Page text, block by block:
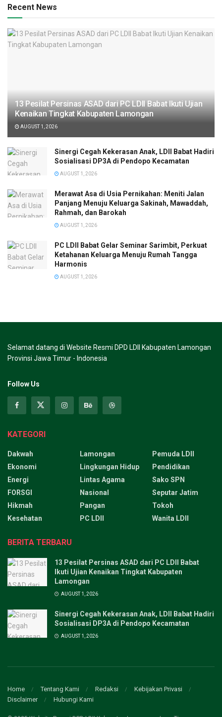
Recent News
13 Pesilat Persinas ASAD dari PC LDII Babat Ikuti Ujian
Kenaikan Tingkat Kabupaten Lamongan
AUGUST 1, 2026
Sinergi Cegah Kekerasan Anak, LDII Babat Hadiri
Sosialisasi DP3A di Pendopo Kecamatan
AUGUST 1, 2026
Merawat Asa di Usia Pernikahan: Meniti Jalan
Panjang Menuju Keluarga Sakinah, Mawaddah,
Rahmah, dan Barokah
AUGUST 1, 2026
PC LDII Babat Gelar Seminar Sarimbit, Perkuat
Ketahanan Keluarga Menuju Rumah Tangga
Harmonis
AUGUST 1, 2026
Selamat datang di Website Resmi DPD LDII Kabupaten Lamongan
Provinsi Jawa Timur - Indonesia
Follow Us
KATEGORI
Dakwah
Ekonomi
Energi
FORSGI
Hikmah
Kesehatan
Lamongan
Lingkungan Hidup
Lintas Agama
Nasional
Pangan
PC LDII
Pemuda LDII
Pendidikan
Sako SPN
Seputar Jatim
Tokoh
Wanita LDII
BERITA TERBARU
13 Pesilat Persinas ASAD dari PC LDII Babat
Ikuti Ujian Kenaikan Tingkat Kabupaten
Lamongan
AUGUST 1, 2026
Sinergi Cegah Kekerasan Anak, LDII Babat Hadiri
Sosialisasi DP3A di Pendopo Kecamatan
AUGUST 1, 2026
Home Tentang Kami Redaksi
Kebijakan Privasi
Disclaimer
Hubungi Kami